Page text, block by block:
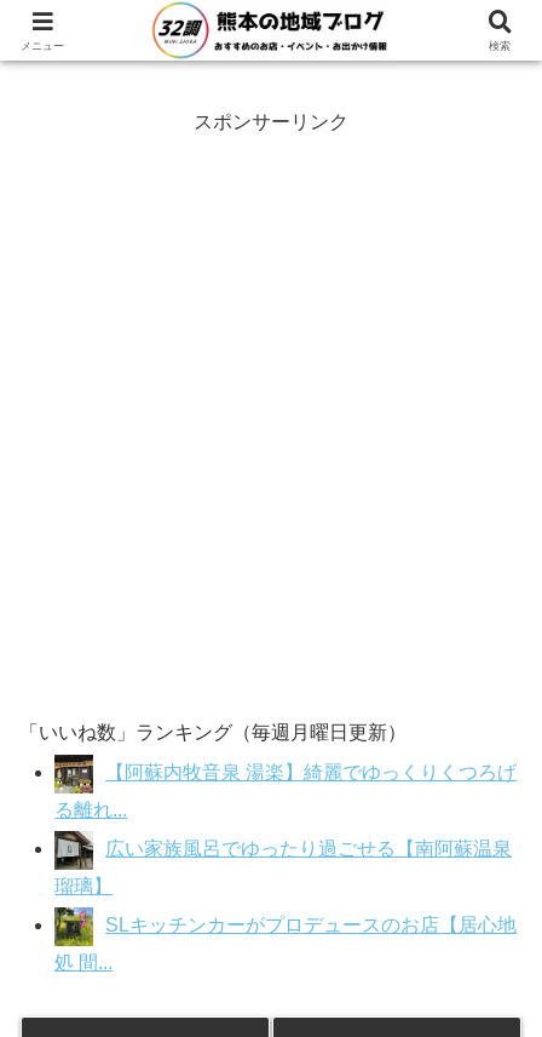
ホーム 熊本県 菊陽町
スポンサーリンク
「いいね数」ランキング（毎週月曜日更新）
【阿蘇内牧音泉 湯楽】綺麗でゆっくりくつろげ
る離れ...
広い家族風呂でゆったり過ごせる【南阿蘇温泉
瑠璃】
SLキッチンカーがプロデュースのお店【居心地
処 間...
メニュー 検索